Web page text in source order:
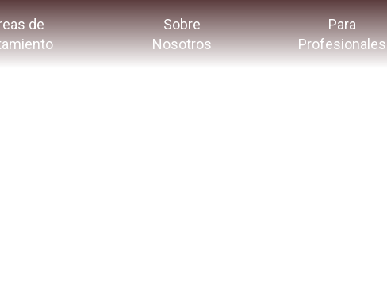
de
Sobre
Nosotros
Para
Profesionales